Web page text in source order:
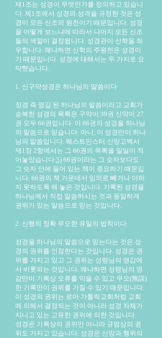
제1조는 성경이 무엇인가를 정의하고 있습니
다. 제1조에서 성경의 성격을 규정한 것은 성
경이 모든 신조의 원천이기 때문입니다. 성경
을 어떻게 보느냐에 따라서 나머지 모든 신조
들의 색깔이 결정됩니다. 성경관이 신학을 좌
우합니다. 왜냐하면 신학의 주원천은 성경이
기 때문입니다. 성경에 대해서는 두 가지로 요
약했습니다.
1. 신구약성경은 하나님의 말씀이다
정경 즉 영감 된 하나님의 말씀이라고 교회가
승복한 성경의 목록은 구약이 39권 신약이 27
권 모두 66권입니다. 이 66권의 성경을 하나님
의 말씀으로 믿습니다. 아니, 이 성경만이 하나
님의 말씀입니다. 웨스트민스터 신앙고백서
제1장 2항에서는 그 66권의 목록을 일일이 적
어놓았습니다.5) 66권이라는 그 숫자보다도
그 숫자 안에 들어 있는 책이 중요하기 때문입
니다. 66권의 책 가운데서 임의로 빼거나 더하
지 못하도록 해 놓은 것입니다. 기록된 성경을
하나님께서 직접 말씀하시는 것과 동일하게
권위가 있는 말씀으로 믿는 것입니다.
2. 신행의 정확 무오한 유일의 법칙이다
성경을 하나님의 말씀으로 믿는다는 것은 성
경의 권위를 인정한다는 것입니다. 성경은 권
위를 가지고 있고 그 권위는 성령님의 영감에
서 비롯되는 것입니다. 왜냐하면 성령님의 영
감만이 기록상 오류를 막을 수 있고 무오(無誤)
한 기록만이 권위를 가질 수 있기 때문입니다.
이 성경의 권위는 로마 가톨릭교회처럼 교회
에 의해서 결정되는 것이 아니라 성경 자체가
지니고 있는 고유한 권위에 의한 것입니다.
성경은 기록상의 권위만 아니라 규범상의 권
위도 가지고 있습니다. 성경은 신앙과 행위의